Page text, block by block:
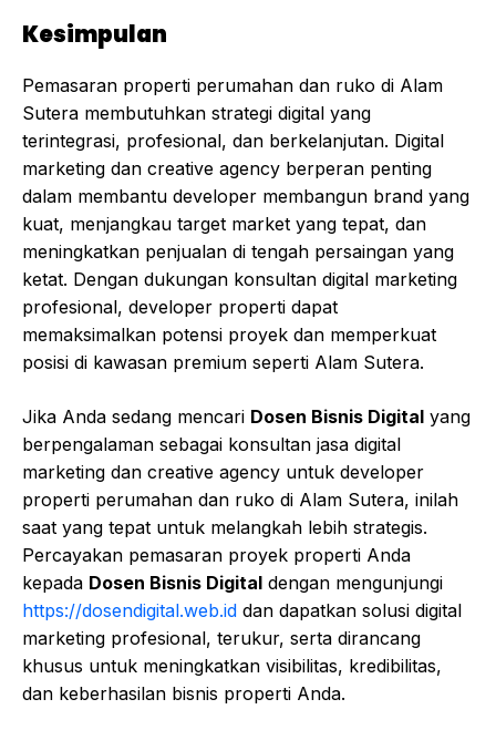
Kesimpulan
Pemasaran properti perumahan dan ruko di Alam
Sutera membutuhkan strategi digital yang
terintegrasi, profesional, dan berkelanjutan. Digital
marketing dan creative agency berperan penting
dalam membantu developer membangun brand yang
kuat, menjangkau target market yang tepat, dan
meningkatkan penjualan di tengah persaingan yang
ketat. Dengan dukungan konsultan digital marketing
profesional, developer properti dapat
memaksimalkan potensi proyek dan memperkuat
posisi di kawasan premium seperti Alam Sutera.
Jika Anda sedang mencari Dosen Bisnis Digital yang
berpengalaman sebagai konsultan jasa digital
marketing dan creative agency untuk developer
properti perumahan dan ruko di Alam Sutera, inilah
saat yang tepat untuk melangkah lebih strategis.
Percayakan pemasaran proyek properti Anda
kepada Dosen Bisnis Digital dengan mengunjungi
https://dosendigital.web.id dan dapatkan solusi digital
marketing profesional, terukur, serta dirancang
khusus untuk meningkatkan visibilitas, kredibilitas,
dan keberhasilan bisnis properti Anda.